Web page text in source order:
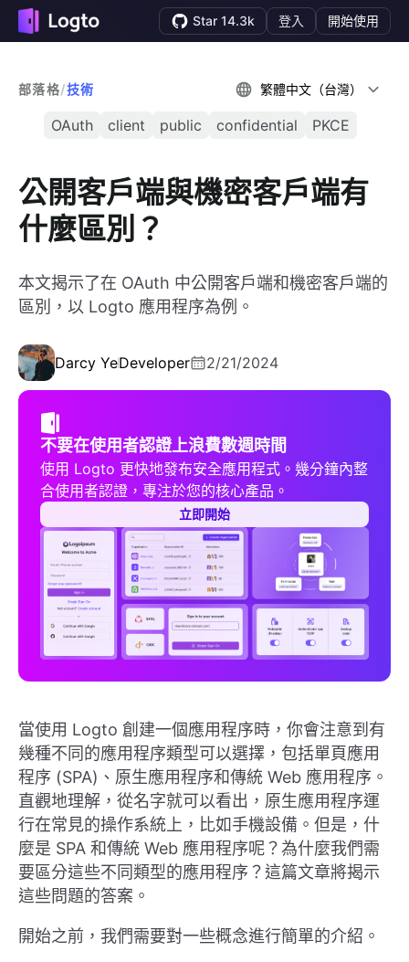
Star 14.3k 登入 開始使用
部落格/技術 繁體中文（台灣）
OAuth client public confidential PKCE
公開客戶端與機密客戶端有
什麼區別？
本文揭示了在 OAuth 中公開客戶端和機密客戶端的
區別，以 Logto 應用程序為例。
Darcy YeDeveloper 2/21/2024
不要在使用者認證上浪費數週時間
使用 Logto 更快地發布安全應用程式。幾分鐘內整
合使用者認證，專注於您的核心產品。
立即開始
當使用 Logto 創建一個應用程序時，你會注意到有
幾種不同的應用程序類型可以選擇，包括單頁應用
程序 (SPA)、原生應用程序和傳統 Web 應用程序。
直觀地理解，從名字就可以看出，原生應用程序運
行在常見的操作系統上，比如手機設備。但是，什
麼是 SPA 和傳統 Web 應用程序呢？為什麼我們需
要區分這些不同類型的應用程序？這篇文章將揭示
這些問題的答案。
開始之前，我們需要對一些概念進行簡單的介紹。